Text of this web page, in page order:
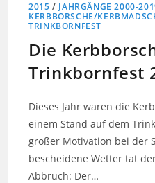
2015 / JAHRGÄNGE 2000-
KERBBORSCHE/
TRINKBORNFEST
Die
Trinkbornfest
Dieses Jahr waren die
einem Stand auf dem
großer Motivation bei der
bescheidene Wetter tat
Abbruch: Der…